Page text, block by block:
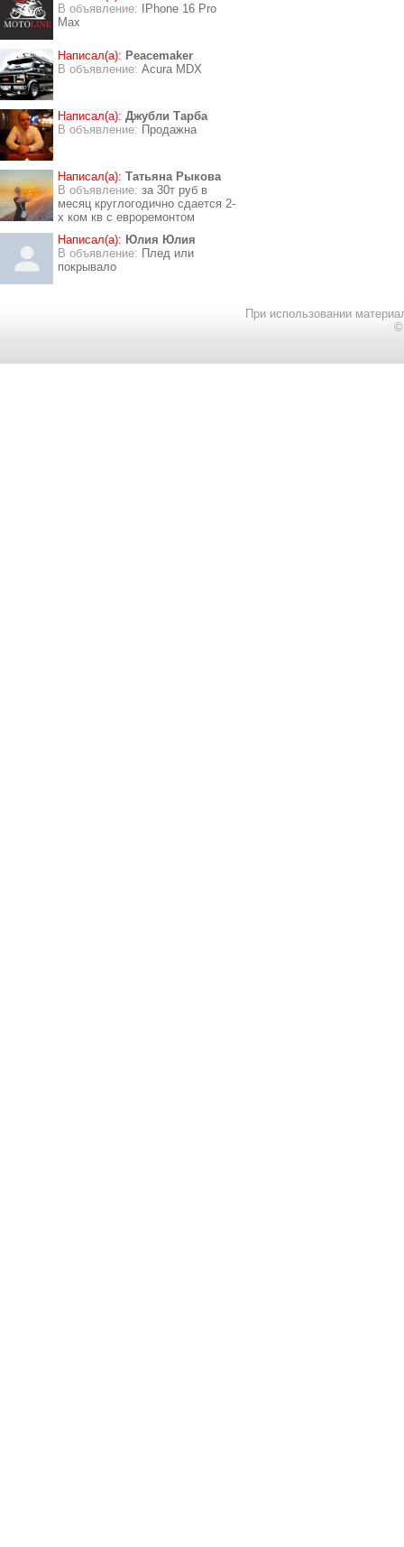
В объявление:
IPhone 16 Pro
Max
Написал(а): Peacemaker
В объявление: Acura MDX
Написал(а): Джубли Тарба
В объявление: Продажна
Написал(а): Татьяна Рыкова
В объявление: за 30т руб в
месяц круглогодично сдается 2-
х ком кв с евроремонтом
Написал(а): Юлия Юлия
В объявление: Плед или
покрывало
При использовании